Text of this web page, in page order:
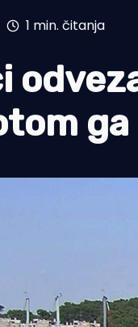
1 min. čitanja